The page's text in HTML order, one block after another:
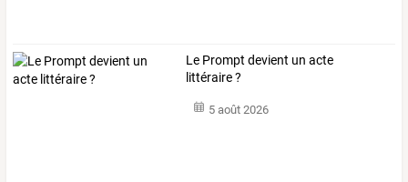
Le Prompt devient un acte
littéraire ?
5 août 2026